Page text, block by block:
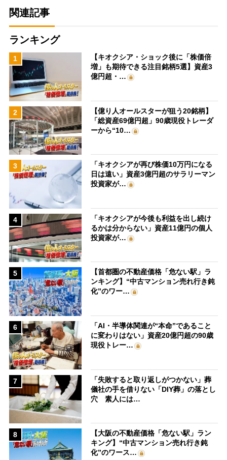
関連記事
ランキング
1
【キオクシア・ショック後に「株価倍
増」も期待できる注目銘柄5選】資産3
億円超・…
2
【億り人オールスターが狙う20銘柄】
「総資産69億円超」90歳現役トレーダ
ーから“10…
3
「キオクシアが再び株価10万円になる
日は遠い」資産3億円超のサラリーマン
投資家が…
4
「キオクシアが今後も利益を出し続け
るかは分からない」資産11億円の個人
投資家が…
5
【首都圏の不動産価格「危ない駅」ラ
ンキング】“中古マンション売れ行き鈍
化”のワー…
6
「AI・半導体関連が“本命”であること
に変わりはない」資産20億円超の90歳
現役トレー…
7
「失敗すると取り返しがつかない」葬
儀社の手を借りない「DIY葬」の落とし
穴 素人には…
8
【大阪の不動産価格「危ない駅」ラン
キング】“中古マンション売れ行き鈍
化”のワース…